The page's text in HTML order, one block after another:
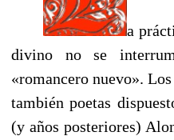
a
divino no se
«romancero nuevo».
también poetas
(y años posteriores)